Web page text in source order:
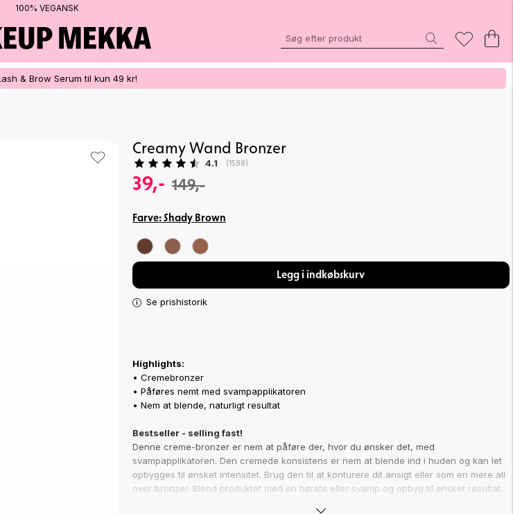
100% VEGANSK
& Brow Serum til kun 49 kr!
Creamy Wand Bronzer
Gennemsnitlig vurdering:
4.1 (stemmer:
1588)
39,- 149,-
Farve:Shady Brown
Legg i indkøbskurv
Se prishistorik
Highlights:
• Cremebronzer
• Påføres nemt med svampapplikatoren
• Nem at blende, naturligt resultat
Bestseller - selling fast!
Denne creme-bronzer er nem at påføre der, hvor du ønsker det, med
svampapplikatoren. Den cremede konsistens er nem at blende ind i huden og kan let
opbygges til ønsket intensitet. Brug den til at konturere dit ansigt eller som en mere all
over bronzer. Blend produktet med en børste eller svamp og opbyg til ønsket resultat.